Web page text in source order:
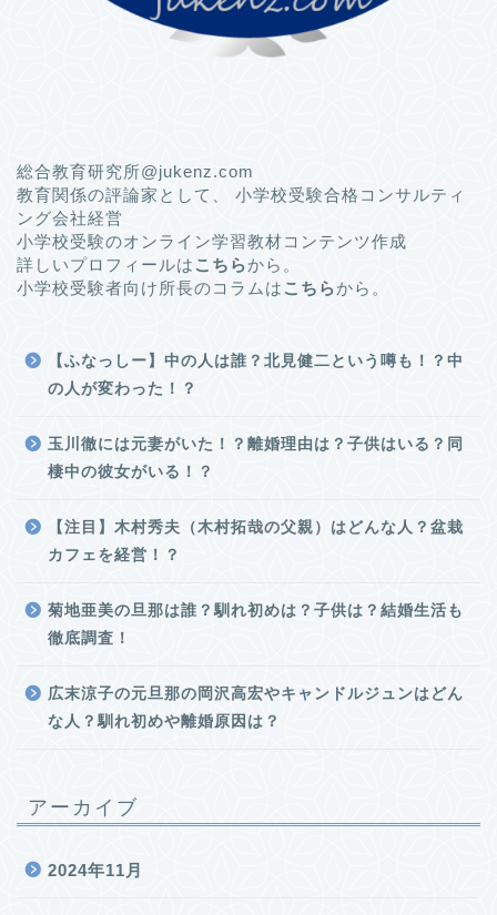
総合教育研究所@jukenz.com
教育関係の評論家として、 小学校受験合格コンサルティ
ング会社経営
小学校受験のオンライン学習教材コンテンツ作成
詳しいプロフィールはこちらから。
小学校受験者向け所長のコラムは こちらから。
【ふなっしー】中の人は誰？北見健二という噂も！？中
の人が変わった！？
玉川徹には元妻がいた！？離婚理由は？子供はいる？同
棲中の彼女がいる！？
【注目】木村秀夫（木村拓哉の父親）はどんな人？盆栽
カフェを経営！？
菊地亜美の旦那は誰？馴れ初めは？子供は？結婚生活も
徹底調査！
広末涼子の元旦那の岡沢高宏やキャンドルジュンはどん
な人？馴れ初めや離婚原因は？
アーカイブ
2024年11月